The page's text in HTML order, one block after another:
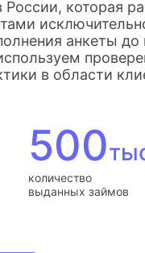
России, которая
анкеты до
в области
500
количество
выданных займов